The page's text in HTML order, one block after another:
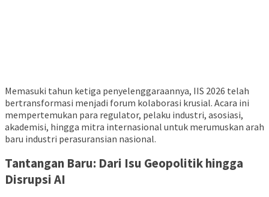
Memasuki tahun ketiga penyelenggaraannya, IIS 2026 telah
bertransformasi menjadi forum kolaborasi krusial. Acara ini
mempertemukan para regulator, pelaku industri, asosiasi,
akademisi, hingga mitra internasional untuk merumuskan arah
baru industri perasuransian nasional.
Tantangan Baru: Dari Isu Geopolitik hingga
Disrupsi AI